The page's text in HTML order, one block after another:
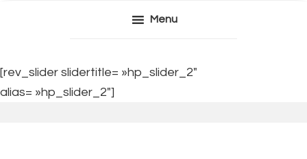
principale
Menu
[rev_slider slidertitle= »hp_slider_2″
alias= »hp_slider_2″]